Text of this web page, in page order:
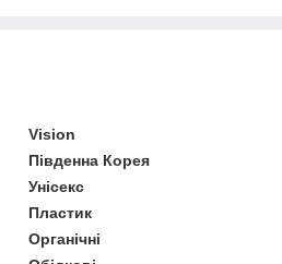
Vision
Південна Корея
Унісекс
Пластик
Органічні